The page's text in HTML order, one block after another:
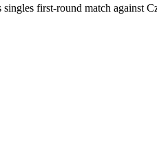
first-round match